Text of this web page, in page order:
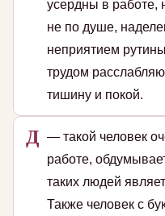
усердны в работе,
не по душе,
неприятием
трудом
тишину и покой.
Д — такой человек
работе,
таких людей
Также человек с